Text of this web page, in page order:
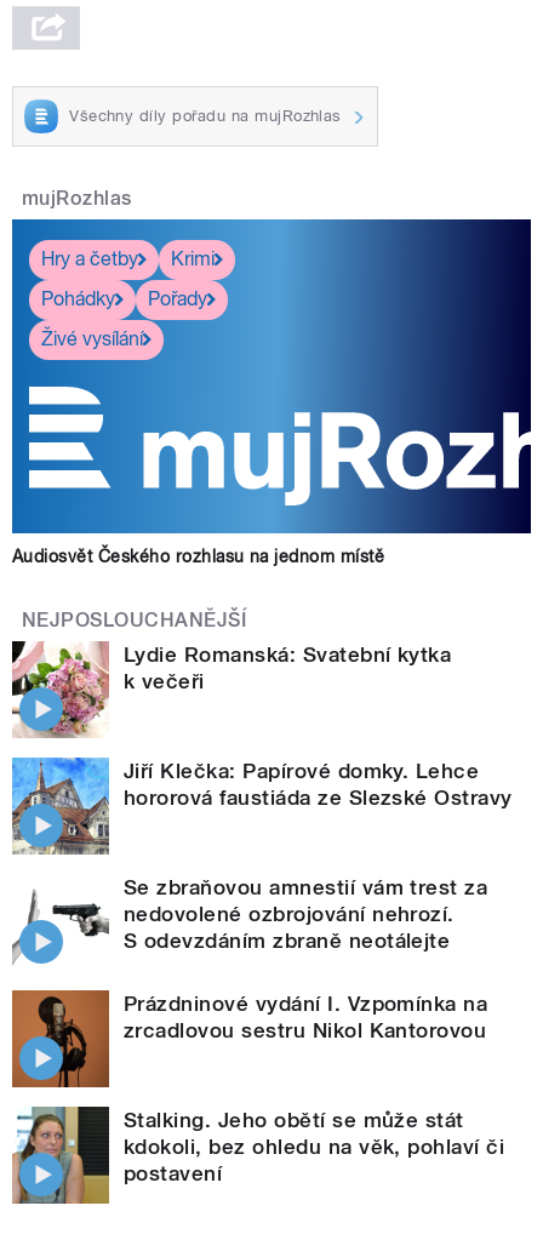
Všechny díly pořadu na mujRozhlas
mujRozhlas
Hry a četby
Krimi
Pohádky
Pořady
Živé vysílání
Audiosvět Českého rozhlasu na jednom místě
NEJPOSLOUCHANĚJŠÍ
Lydie Romanská: Svatební kytka
k večeři
Jiří Klečka: Papírové domky. Lehce
hororová faustiáda ze Slezské Ostravy
Se zbraňovou amnestií vám trest za
nedovolené ozbrojování nehrozí.
S odevzdáním zbraně neotálejte
Prázdninové vydání I. Vzpomínka na
zrcadlovou sestru Nikol Kantorovou
Stalking. Jeho obětí se může stát
kdokoli, bez ohledu na věk, pohlaví či
postavení